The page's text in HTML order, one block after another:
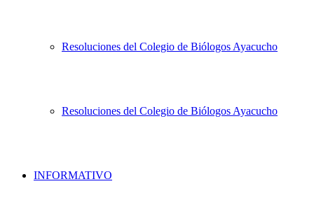
Resoluciones del Colegio de Biólogos Ayacucho
Resoluciones del Colegio de Biólogos Ayacucho
INFORMATIVO